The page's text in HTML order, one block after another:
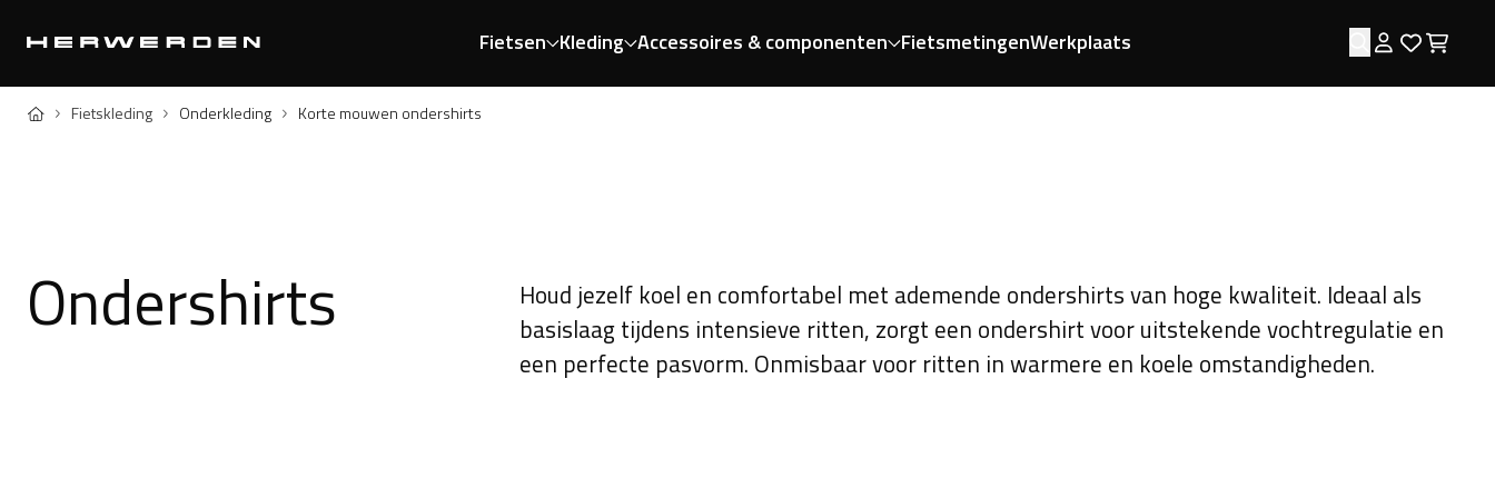
Fietsen Kleding Accessoires & componenten FietsmetingenWerkplaats Zoeken
Log in
Home Fietskleding Onderkleding Korte mouwen ondershirts
Ondershirts
Houd jezelf koel en comfortabel met ademende ondershirts van hoge kwaliteit. Ideaal als
basislaag tijdens intensieve ritten, zorgt een ondershirt voor uitstekende vochtregulatie en
een perfecte pasvorm. Onmisbaar voor ritten in warmere en koele omstandigheden.